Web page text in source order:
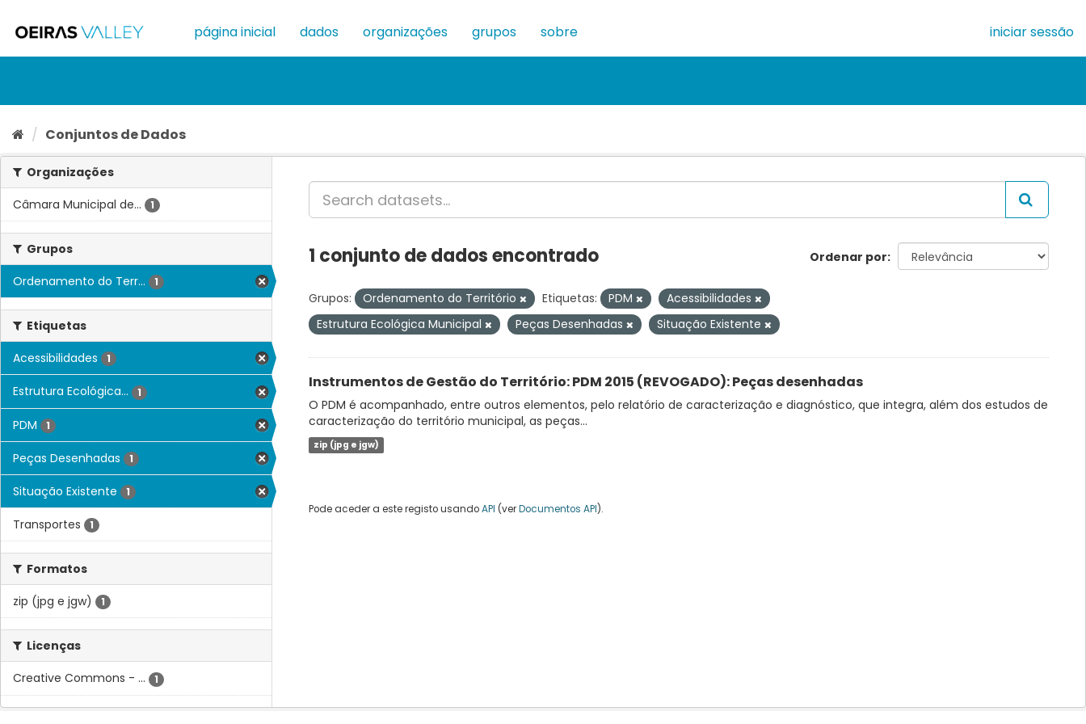
para
conteúdo
página inicial dados organizações grupos sobre iniciar sessão
Conjuntos de Dados
Organizações
Câmara Municipal de...
1
Grupos
Ordenamento do Terr...
1
Etiquetas
Acessibilidades
1
Estrutura Ecológica... 1
PDM 1
Peças Desenhadas 1
Situação Existente 1
Transportes 1
Formatos
zip (jpg e jgw)
1
Licenças
Creative Commons - ...
1
Ordenar por
1 conjunto de dados encontrado
Grupos: Ordenamento do Território Etiquetas: PDM
Acessibilidades
Estrutura Ecológica Municipal
Peças Desenhadas Situação Existente
Instrumentos de Gestão do Território: PDM 2015 (REVOGADO): Peças desenhadas
O PDM é acompanhado, entre outros elementos, pelo relatório de caracterização e diagnóstico, que integra, além dos estudos de
caracterização do território municipal, as peças...
zip (jpg e jgw)
Pode aceder a este registo usandoAPI (verDocumentos API).